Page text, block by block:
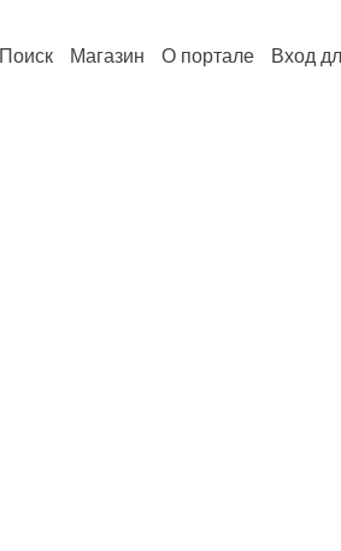
Поиск Магазин О портале Вход